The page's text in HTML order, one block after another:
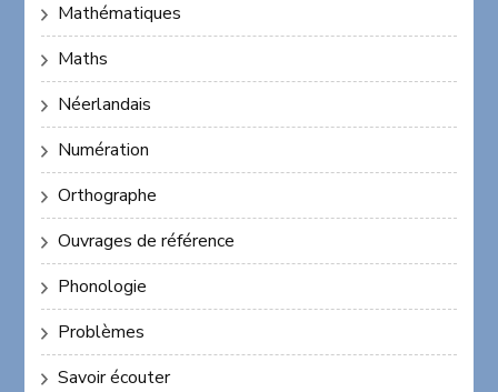
Mathématiques
Maths
Néerlandais
Numération
Orthographe
Ouvrages de référence
Phonologie
Problèmes
Savoir écouter